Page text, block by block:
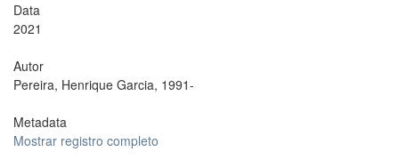
Data
2021
Autor
Pereira, Henrique Garcia, 1991-
Metadata
Mostrar registro completo